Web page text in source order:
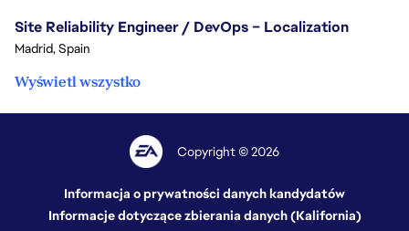
Site Reliability Engineer / DevOps – Localization
Madrid, Spain
Wyświetl wszystko
Copyright © 2026
Informacja o prywatności danych kandydatów
Informacje dotyczące zbierania danych (Kalifornia)